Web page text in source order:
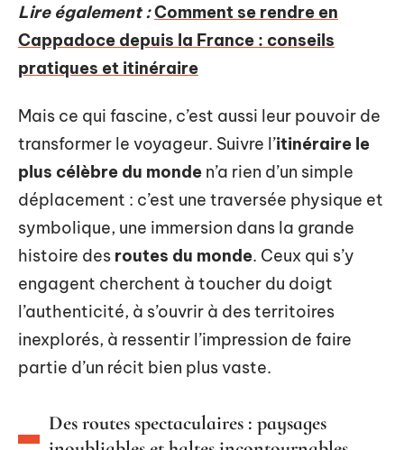
Lire également :Comment se rendre en
Cappadoce depuis la France : conseils
pratiques et itinéraire
Mais ce qui fascine, c’est aussi leur pouvoir de
transformer le voyageur. Suivre l’itinéraire le
plus célèbre du monde n’a rien d’un simple
déplacement : c’est une traversée physique et
symbolique, une immersion dans la grande
histoire des routes du monde. Ceux qui s’y
engagent cherchent à toucher du doigt
l’authenticité, à s’ouvrir à des territoires
inexplorés, à ressentir l’impression de faire
partie d’un récit bien plus vaste.
Des routes spectaculaires : paysages